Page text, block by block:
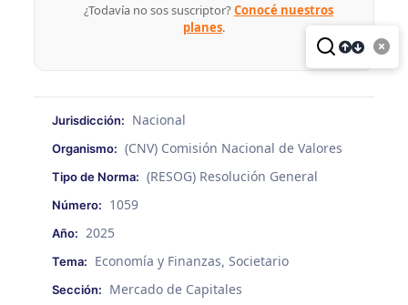
¿Todavía no sos suscriptor?Conocé nuestros
planes.
Jurisdicción: Nacional
Organismo: (CNV) Comisión Nacional de Valores
Tipo de Norma: (RESOG) Resolución General
Número: 1059
Año: 2025
Tema: Economía y Finanzas, Societario
Sección: Mercado de Capitales